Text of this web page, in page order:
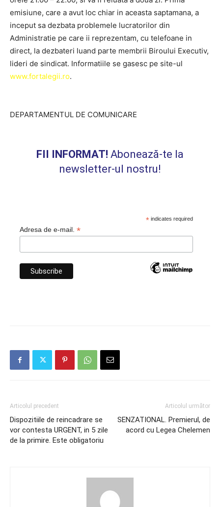
emisiune, care a avut loc chiar in aceasta saptamana, a
inceput sa dezbata problemele lucratorilor din
Administratie pe care ii reprezentam, cu telefoane in
direct, la dezbateri luand parte membrii Biroului Executiv,
lideri de sindicat. Informatiile se gasesc pe site-ul
www.fortalegii.ro.
DEPARTAMENTUL DE COMUNICARE
FII INFORMAT! Abonează-te la
newsletter-ul nostru!
* indicates required
Adresa de e-mail. *
Articolul precedent
Dispozitiile de reincadrare se
vor contesta URGENT, in 5 zile
de la primire. Este obligatoriu
Articolul următor
SENZATIONAL. Premierul, de
acord cu Legea Chelemen